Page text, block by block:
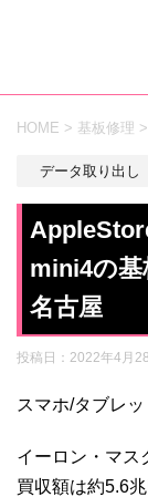
HOME > 基板修理 >
データ取り出し
mini4の基
名古屋
投稿日： 2022年4月
スマホ/タブレ
イーロン・マス
買収額は約5.6